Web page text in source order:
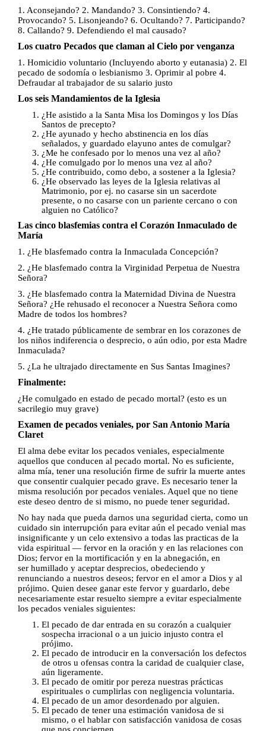
1. Aconsejando? 2. Mandando? 3. Consintiendo? 4.
Provocando? 5. Lisonjeando? 6. Ocultando? 7. Participando?
8. Callando? 9. Defendiendo el mal causado?
Los cuatro Pecados que claman al Cielo por venganza
1. Homicidio voluntario (Incluyendo aborto y eutanasia) 2. El
pecado de sodomía o lesbianismo 3. Oprimir al pobre 4.
Defraudar al trabajador de su salario justo
Los seis Mandamientos de la Iglesia
¿He asistido a la Santa Misa los Domingos y los Días
Santos de precepto?
¿He ayunado y hecho abstinencia en los días
señalados, y guardado elayuno antes de comulgar?
¿Me he confesado por lo menos una vez al año?
¿He comulgado por lo menos una vez al año?
¿He contribuido, como debo, a sostener a la Iglesia?
¿He observado las leyes de la Iglesia relativas al
Matrimonio, por ej. no casarse sin un sacerdote
presente, o no casarse con un pariente cercano o con
alguien no Católico?
Las cinco blasfemias contra el Corazón Inmaculado de
María
1. ¿He blasfemado contra la Inmaculada Concepción?
2. ¿He blasfemado contra la Virginidad Perpetua de Nuestra
Señora?
3. ¿He blasfemado contra la Maternidad Divina de Nuestra
Señora? ¿He rehusado el reconocer a Nuestra Señora como
Madre de todos los hombres?
4. ¿He tratado públicamente de sembrar en los corazones de
los niños indiferencia o desprecio, o aún odio, por esta Madre
Inmaculada?
5. ¿La he ultrajado directamente en Sus Santas Imagines?
Finalmente:
¿He comulgado en estado de pecado mortal? (esto es un
sacrilegio muy grave)
Examen de pecados veniales, por San Antonio María
Claret
El alma debe evitar los pecados veniales, especialmente
aquellos que conducen al pecado mortal. No es suficiente,
alma mía, tener una resolución firme de sufrir la muerte antes
que consentir cualquier pecado grave. Es necesario tener la
misma resolución por pecados veniales. Aquel que no tiene
este deseo dentro de si mismo, no puede tener seguridad.
No hay nada que pueda darnos una seguridad cierta, como un
cuidado sin interrupción para evitar aún el pecado venial mas
insignificante y un celo extensivo a todas las practicas de la
vida espiritual — fervor en la oración y en las relaciones con
Dios; fervor en la mortificación y en la abnegación, en
ser humillado y aceptar desprecios, obedeciendo y
renunciando a nuestros deseos; fervor en el amor a Dios y al
prójimo. Quien desee ganar este fervor y guardarlo, debe
necesariamente estar resuelto siempre a evitar especialmente
los pecados veniales siguientes:
El pecado de dar entrada en su corazón a cualquier
sospecha irracional o a un juicio injusto contra el
prójimo.
El pecado de introducir en la conversación los defectos
de otros u ofensas contra la caridad de cualquier clase,
aún ligeramente.
El pecado de omitir por pereza nuestras prácticas
espirituales o cumplirlas con negligencia voluntaria.
El pecado de un amor desordenado por alguien.
El pecado de tener una estimación vanidosa de si
mismo, o el hablar con satisfacción vanidosa de cosas
que nos conciernen.